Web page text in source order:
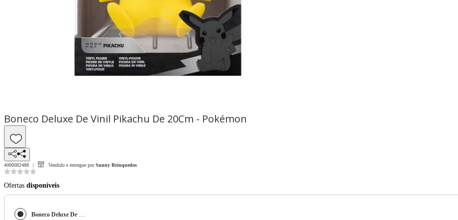
Boneco Deluxe De Vinil Pikachu De 20Cm - Pokémon
4000082488 Vendido e entregue por Sunny Brinquedos
Ofertas disponíveis
Boneco Deluxe De Vinil Pikachu De 20Cm - Pokémon